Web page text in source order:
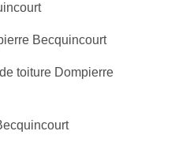
Becquincourt
toiture Dompierre